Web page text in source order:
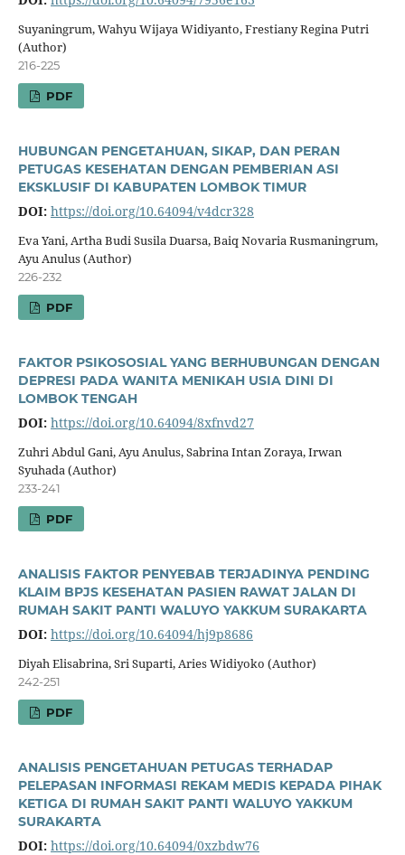
Suyaningrum, Wahyu Wijaya Widiyanto, Frestiany Regina Putri
(Author)
216-225
PDF
HUBUNGAN PENGETAHUAN, SIKAP, DAN PERAN
PETUGAS KESEHATAN DENGAN PEMBERIAN ASI
EKSKLUSIF DI KABUPATEN LOMBOK TIMUR
DOI: https://doi.org/10.64094/v4dcr328
Eva Yani, Artha Budi Susila Duarsa, Baiq Novaria Rusmaningrum,
Ayu Anulus (Author)
226-232
PDF
FAKTOR PSIKOSOSIAL YANG BERHUBUNGAN DENGAN
DEPRESI PADA WANITA MENIKAH USIA DINI DI
LOMBOK TENGAH
DOI: https://doi.org/10.64094/8xfnvd27
Zuhri Abdul Gani, Ayu Anulus, Sabrina Intan Zoraya, Irwan
Syuhada (Author)
233-241
PDF
ANALISIS FAKTOR PENYEBAB TERJADINYA PENDING
KLAIM BPJS KESEHATAN PASIEN RAWAT JALAN DI
RUMAH SAKIT PANTI WALUYO YAKKUM SURAKARTA
DOI: https://doi.org/10.64094/hj9p8686
Diyah Elisabrina, Sri Suparti, Aries Widiyoko (Author)
242-251
PDF
ANALISIS PENGETAHUAN PETUGAS TERHADAP
PELEPASAN INFORMASI REKAM MEDIS KEPADA PIHAK
KETIGA DI RUMAH SAKIT PANTI WALUYO YAKKUM
SURAKARTA
DOI: https://doi.org/10.64094/0xzbdw76